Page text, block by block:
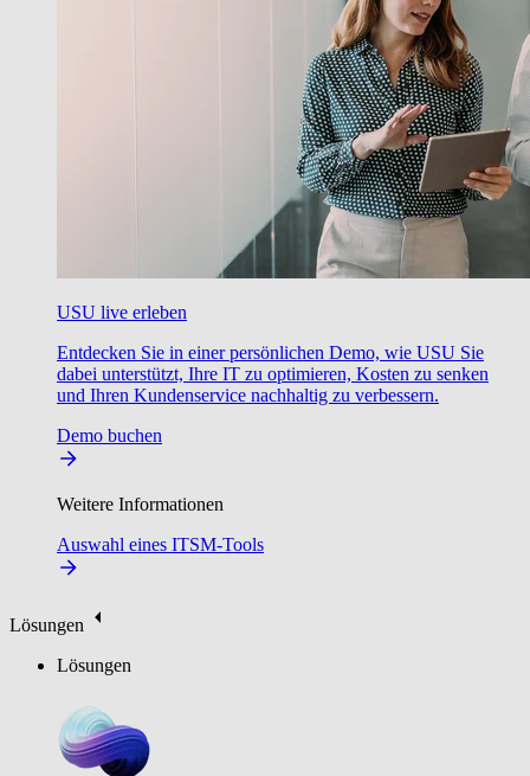
USU live erleben
Entdecken Sie in einer persönlichen Demo, wie USU Sie
dabei unterstützt, Ihre IT zu optimieren, Kosten zu senken
und Ihren Kundenservice nachhaltig zu verbessern.
Demo buchen
Weitere Informationen
Auswahl eines ITSM-Tools
Lösungen
Lösungen